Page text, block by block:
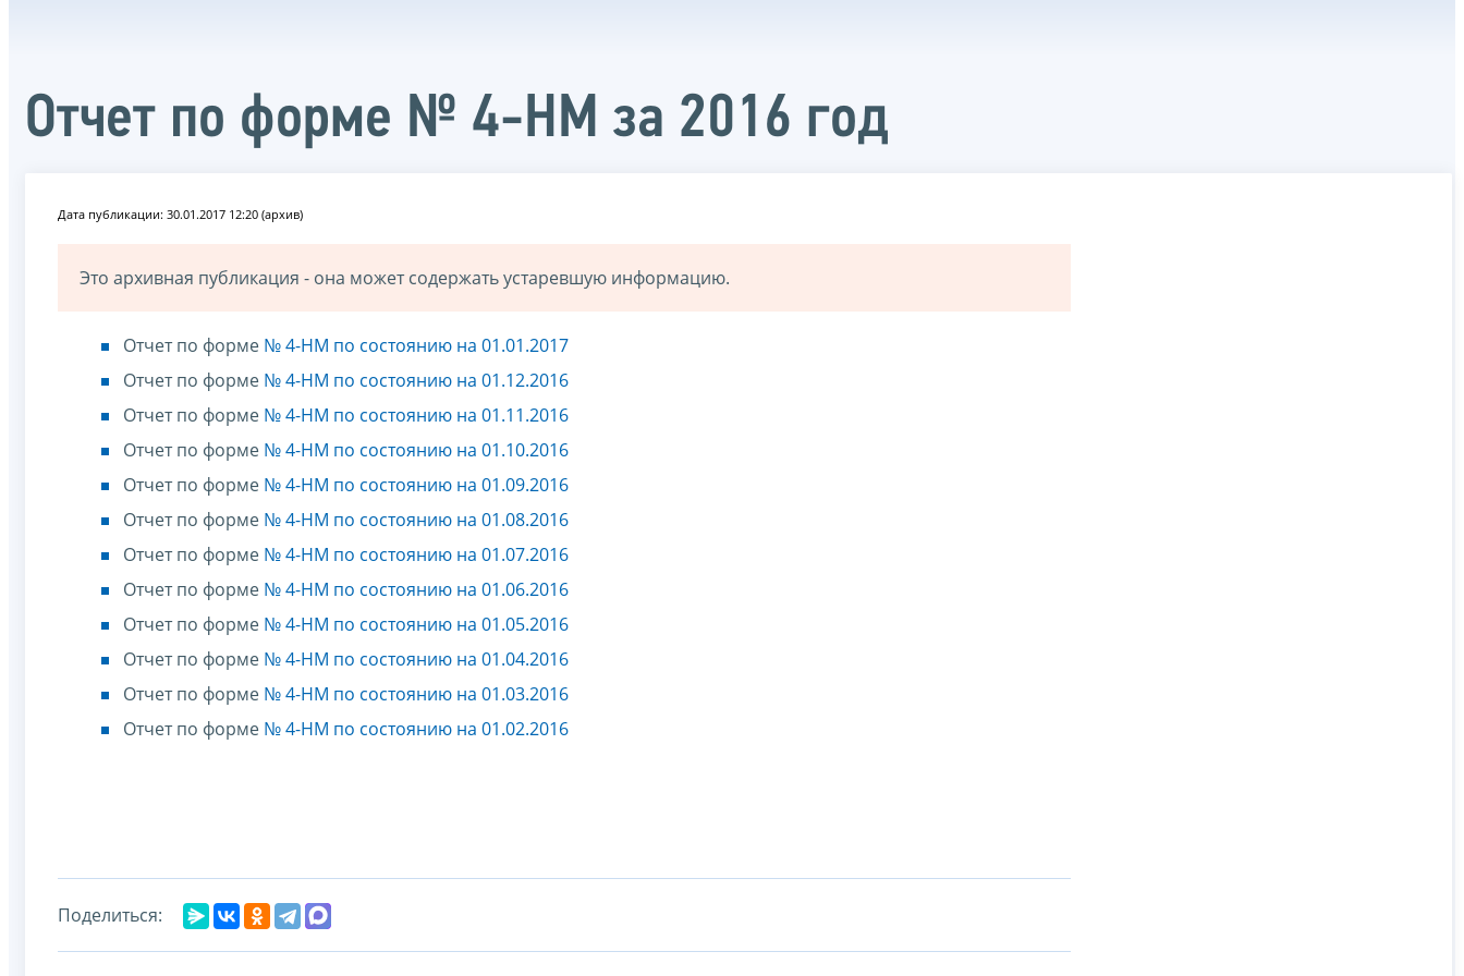
Отчет по форме № 4-НМ за 2016 год
Дата публикации: 30.01.2017 12:20 (архив)
Это архивная публикация - она может содержать устаревшую информацию.
Отчет по форме № 4-НМ по состоянию на 01.01.2017
Отчет по форме № 4-НМ по состоянию на 01.12.2016
Отчет по форме № 4-НМ по состоянию на 01.11.2016
Отчет по форме № 4-НМ по состоянию на 01.10.2016
Отчет по форме № 4-НМ по состоянию на 01.09.2016
Отчет по форме № 4-НМ по состоянию на 01.08.2016
Отчет по форме № 4-НМ по состоянию на 01.07.2016
Отчет по форме № 4-НМ по состоянию на 01.06.2016
Отчет по форме № 4-НМ по состоянию на 01.05.2016
Отчет по форме № 4-НМ по состоянию на 01.04.2016
Отчет по форме № 4-НМ по состоянию на 01.03.2016
Отчет по форме № 4-НМ по состоянию на 01.02.2016
Поделиться: